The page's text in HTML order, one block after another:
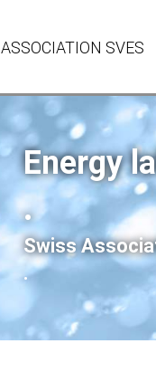
ASSOCIATION SVES
Energy
.
Swiss
.